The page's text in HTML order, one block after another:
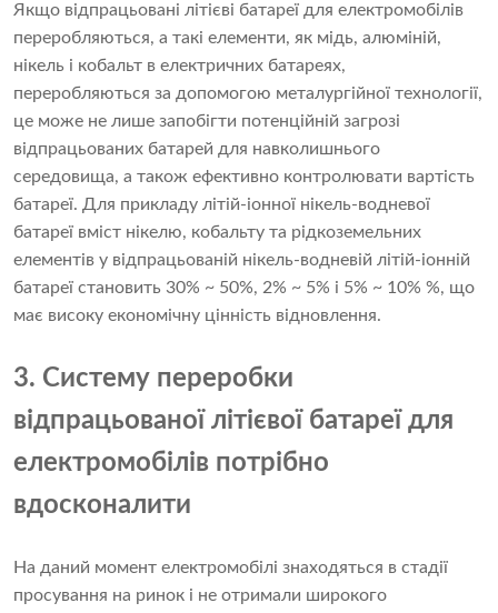
Якщо відпрацьовані літієві батареї для електромобілів
переробляються, а такі елементи, як мідь, алюміній,
нікель і кобальт в електричних батареях,
переробляються за допомогою металургійної технології,
це може не лише запобігти потенційній загрозі
відпрацьованих батарей для навколишнього
середовища, а також ефективно контролювати вартість
батареї. Для прикладу літій-іонної нікель-водневої
батареї вміст нікелю, кобальту та рідкоземельних
елементів у відпрацьованій нікель-водневій літій-іонній
батареї становить 30% ~ 50%, 2% ~ 5% і 5% ~ 10% %, що
має високу економічну цінність відновлення.
3. Систему переробки
відпрацьованої літієвої батареї для
електромобілів потрібно
вдосконалити
На даний момент електромобілі знаходяться в стадії
просування на ринок і не отримали широкого